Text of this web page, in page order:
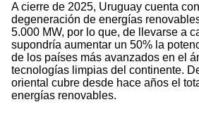
A cierre de 2025, Uruguay cuenta
degeneración de energías
5.000 MW, por lo que, de llevarse a
supondría aumentar un 50% la
de los países más avanzados en el
tecnologías limpias del continente.
oriental cubre desde hace años el
energías renovables.